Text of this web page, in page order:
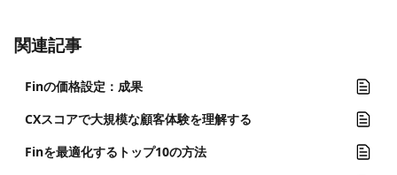
関連記事
Finの価格設定：成果
CXスコアで大規模な顧客体験を理解する
Finを最適化するトップ10の方法